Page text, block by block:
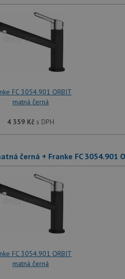
FC 3054.901 ORBIT
matná černá
4 359 Kč s DPH
černá + Franke FC 3054.901
FC 3054.901 ORBIT
matná černá